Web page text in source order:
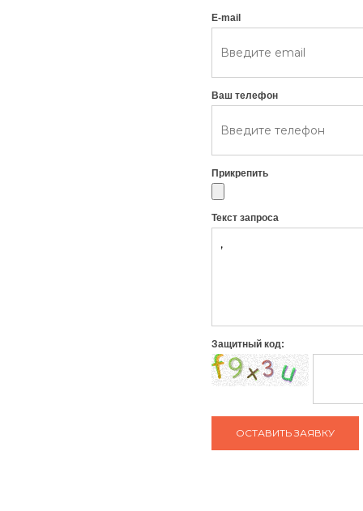
E-mail
Ваш телефон
Прикрепить
Текст запроса
Защитный код: